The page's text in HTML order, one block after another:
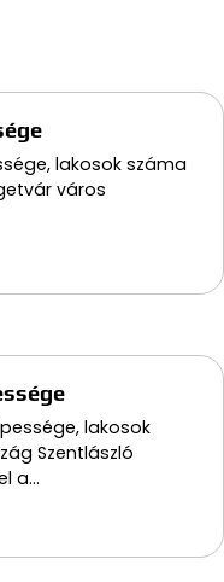
lakosok száma
város
lakosok
Szentlászló
a…